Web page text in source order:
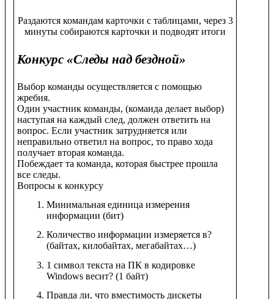
Раздаются командам карточки с таблицами, через 3
минуты собираются карточки и подводят итоги
Конкурс «Следы над бездной»
Выбор команды осуществляется с помощью
жребия.
Один участник команды, (команда делает выбор)
наступая на каждый след, должен ответить на
вопрос. Если участник затрудняется или
неправильно ответил на вопрос, то право хода
получает вторая команда.
Побеждает та команда, которая быстрее прошла
все следы.
Вопросы к конкурсу
Минимальная единица измерения
информации (бит)
Количество информации измеряется в?
(байтах, килобайтах, мегабайтах…)
1 символ текста на ПК в кодировке
Windows весит? (1 байт)
Правда ли, что вместимость дискеты